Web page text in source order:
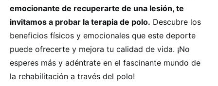
emocionante de recuperarte de una lesión, te
invitamos a probar la terapia de polo. Descubre los
beneficios físicos y emocionales que este deporte
puede ofrecerte y mejora tu calidad de vida. ¡No
esperes más y adéntrate en el fascinante mundo de
la rehabilitación a través del polo!